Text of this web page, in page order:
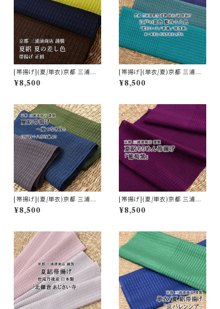
[帯揚げ](夏/単衣)京都 三浦清
商店 謹製『夏の差し色』岩滝丹
後ちりめん(商品番号:7460)
¥8,500
[帯揚げ](単衣/夏)京都 三浦清
商店 謹製『江戸の夏色 藍四十
八色』岩滝丹後ちりめん 夏絽(商
¥8,500
[帯揚げ](夏/単衣)京都 三浦清
商店 謹製 江戸四十八茶鼠『夏
つなぎ３色』ちりめん丹後産 正
¥8,500
[帯揚げ](夏/単衣)京都 三浦清
商店 謹製 『葡萄紫』ちりめん 丹
後産 正絹 (商品番号:15155)
¥8,500